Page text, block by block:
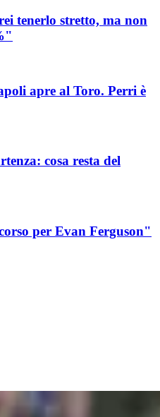
tenerlo stretto, ma non
apre al Toro. Perri è
cosa resta del
per Evan Ferguson"